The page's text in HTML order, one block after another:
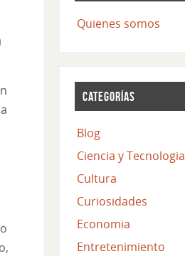
Quienes somos
CATEGORÍAS
Blog
Ciencia y Tecnologia
Cultura
Curiosidades
Economia
Entretenimiento